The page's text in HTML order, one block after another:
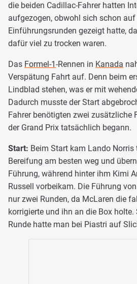
die beiden Cadillac-Fahrer hatten
aufgezogen, obwohl sich schon auf
Einführungsrunden gezeigt hatte,
dafür viel zu trocken waren.
Das Formel-1 -Rennen in Kanada
Verspätung Fahrt auf. Denn beim
Lindblad stehen, was er mit
Dadurch musste der Start
Fahrer benötigten zwei zusätzliche
der Grand Prix tatsächlich begann.
Start: Beim Start kam Lando
Bereifung am besten weg und
Führung, während hinter ihm Kimi
Russell vorbeikam. Die Führung
nur zwei Runden, da McLaren die
korrigierte und ihn an die Box holte.
Runde hatte man bei Piastri auf